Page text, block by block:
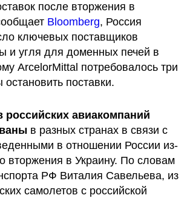
после вторжения в
Bloomberg, Россия
ключевых поставщиков
и угля для доменных печей в
ArcelorMittal потребовалось три
поставки.
российских авиакомпаний
в разных странах в связи с
в отношении России из-
вторжения в Украину. По словам
РФ Виталия Савельева, из
самолетов с российской